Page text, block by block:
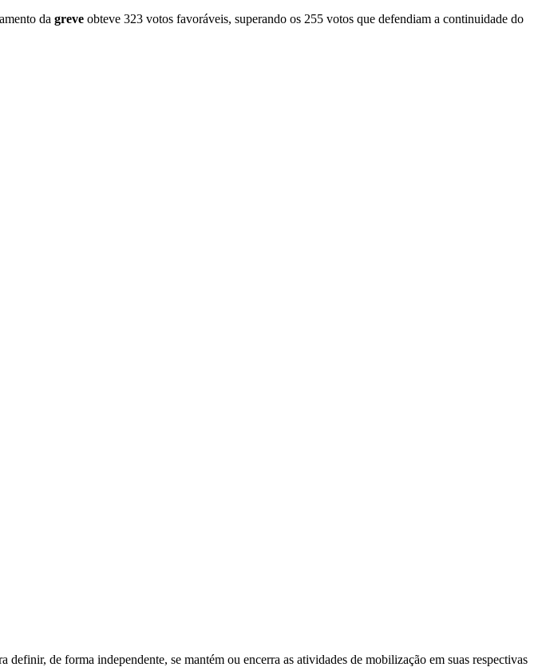
da greve obteve 323 votos favoráveis, superando os 255 votos que defendiam a continuidade do
definir, de forma independente, se mantém ou encerra as atividades de mobilização em suas respectivas